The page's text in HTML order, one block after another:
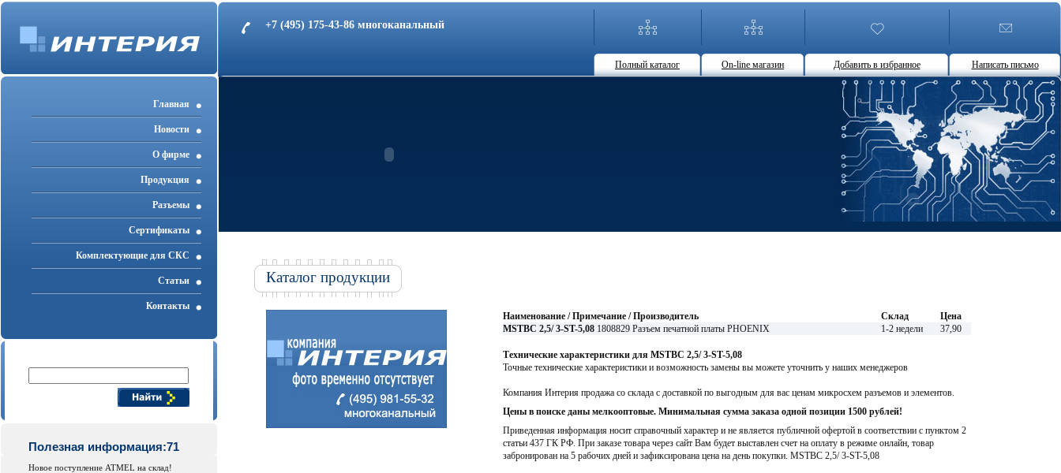
+7 (495) 175-43-86 многоканальный
Полный каталог On-line магазин Добавить в избранное Написать письмо
Главная
Новости
О фирме
Продукция
Разъемы
Cертификаты
Комплектующие для СКС
Статьи
Контакты
Полезная информация:71
Новое поступление ATMEL на склад!
Каталог продукции
Наименование / Примечание / Производитель Склад
Цена
MSTBC 2,5/ 3-ST-5,08 1808829 Разъем печатной платы PHOENIX 1-2 недели 37,90
Технические характеристики для MSTBC 2,5/ 3-ST-5,08
Точные технические характеристики и возможность замены вы можете уточнить у наших менеджеров
Компания Интерия продажа со склада с доставкой по выгодным для вас ценам микросхем разъемов и элементов.
Цены в поиске даны мелкооптовые. Минимальная сумма заказа одной позиции 1500 рублей!
Приведенная информация носит справочный характер и не является публичной офертой в соответствии с пунктом 2
статьи 437 ГК РФ. При заказе товара через сайт Вам будет выставлен счет на оплату в режиме онлайн, товар
забронирован на 5 рабочих дней и зафиксирована цена на день покупки. MSTBC 2,5/ 3-ST-5,08